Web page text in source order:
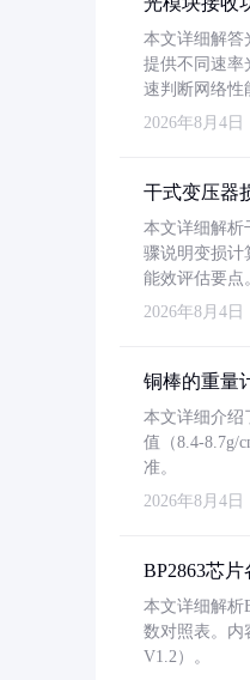
本文详细解答
提供不同速率
速判断网络性
2026年8月4日
干式变压器
本文详细解析
骤说明变损计
能效评估要点
2026年8月4日
铜棒的重量
本文详细介绍
值（8.4-8.7g/
准。
2026年8月4日
BP2863芯
本文详细解析
数对照表。内
V1.2）。